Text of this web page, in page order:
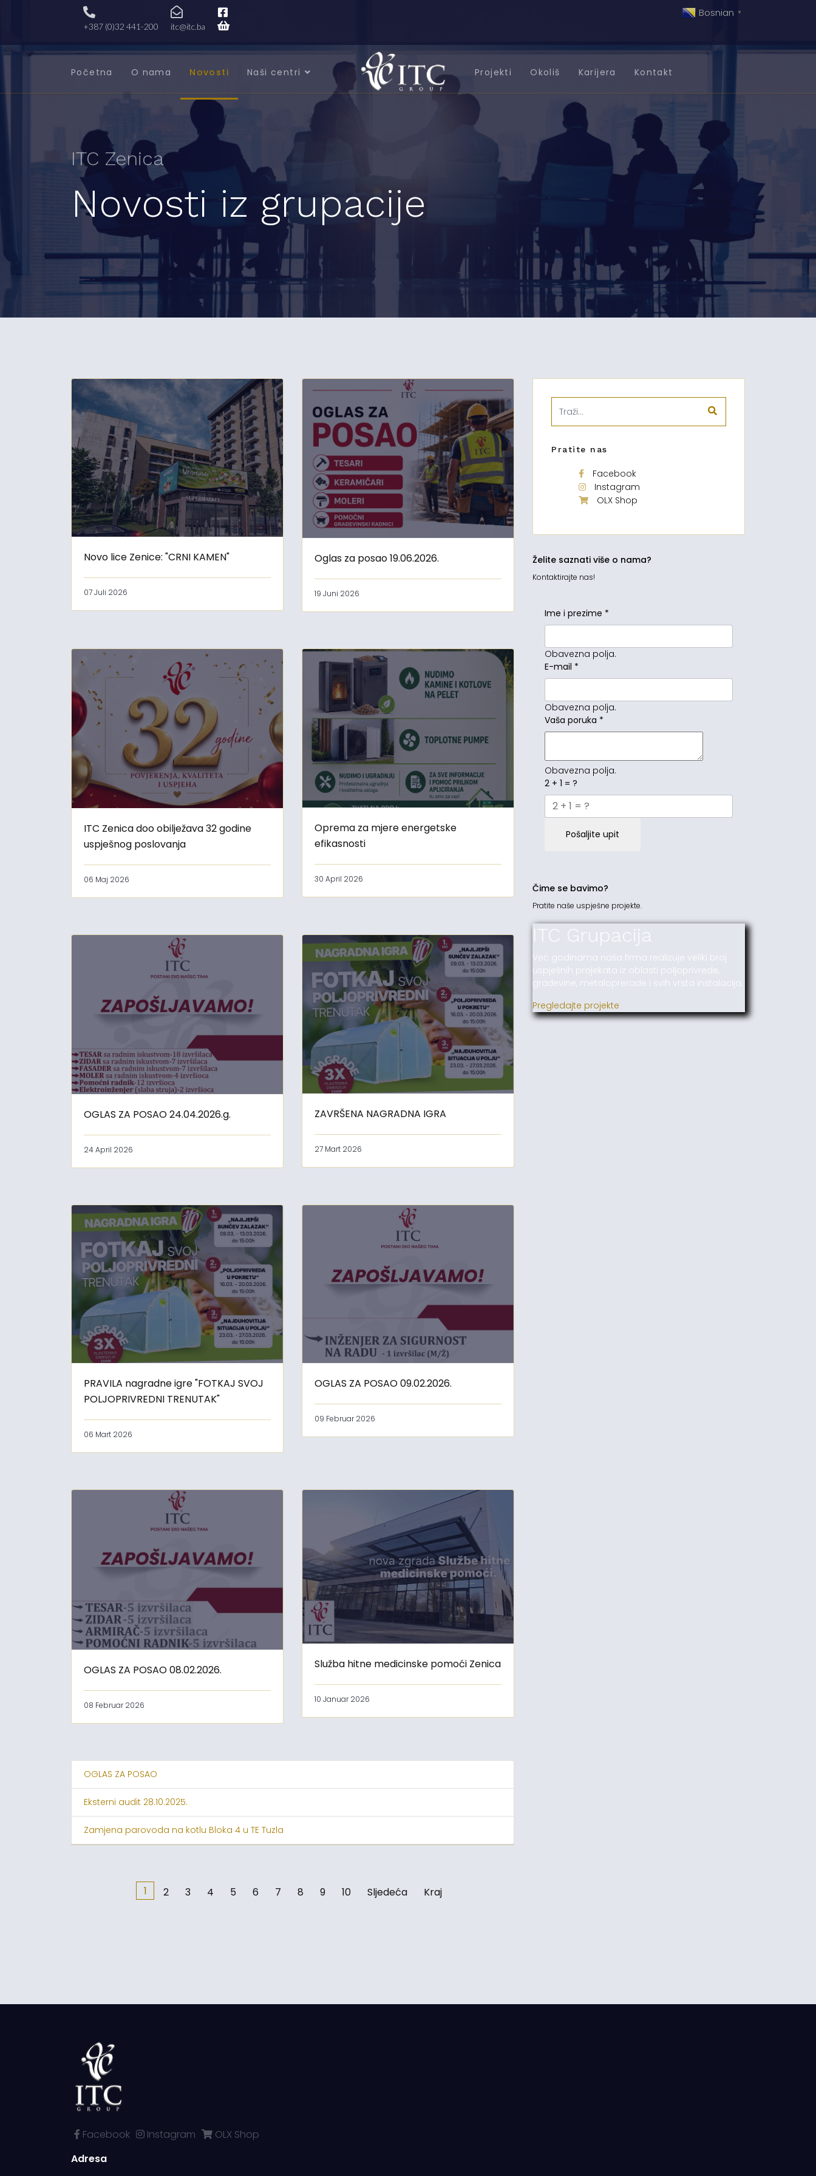
+387 (0)32 441-200 itc@itc.ba
Bosnian ▼
Početna O nama Novosti Naši centri Projekti Okoliš Karijera Kontakt
ITC Zenica
Novosti iz grupacije
Novo lice Zenice: "CRNI KAMEN"
07 Juli 2026
Oglas za posao 19.06.2026.
19 Juni 2026
ITC Zenica doo obilježava 32 godine
uspješnog poslovanja
06 Maj 2026
Oprema za mjere energetske
efikasnosti
30 April 2026
OGLAS ZA POSAO 24.04.2026.g.
24 April 2026
ZAVRŠENA NAGRADNA IGRA
27 Mart 2026
PRAVILA nagradne igre "FOTKAJ SVOJ
POLJOPRIVREDNI TRENUTAK"
06 Mart 2026
OGLAS ZA POSAO 09.02.2026.
09 Februar 2026
OGLAS ZA POSAO 08.02.2026.
08 Februar 2026
Služba hitne medicinske pomoći Zenica
10 Januar 2026
OGLAS ZA POSAO
Eksterni audit 28.10.2025.
Zamjena parovoda na kotlu Bloka 4 u TE Tuzla
1 2 3 4 5 6 7 8 9 10 Sljedeća Kraj
Pratite nas
Facebook
Instagram
OLX Shop
Želite saznati više o nama?
Kontaktirajte nas!
Ime i prezime *
Obavezna polja.
E-mail *
Obavezna polja.
Vaša poruka *
Obavezna polja.
2 + 1 = ?
Pošaljite upit
Čime se bavimo?
Pratite naše uspješne projekte.
ITC Grupacija
Već godinama naša firma realizuje veliki broj
uspješnih projekata iz oblasti poljoprivrede,
građevine, metaloprerade i svih vrsta instalacija.
Pregledajte projekte
Facebook Instagram
OLX Shop
Adresa